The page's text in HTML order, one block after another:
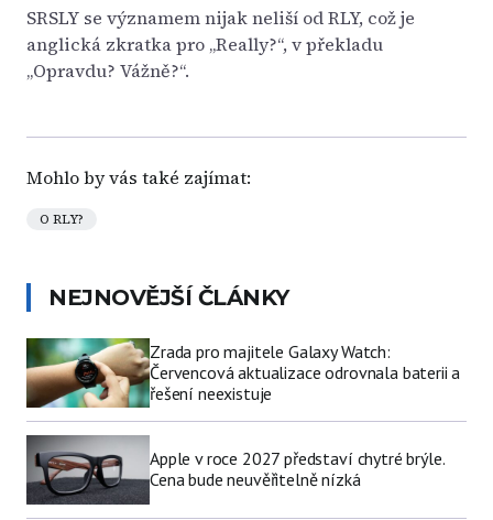
SRSLY se významem nijak neliší od RLY, což je
anglická zkratka pro „Really?“, v překladu
„Opravdu? Vážně?“.
Mohlo by vás také zajímat:
O RLY?
NEJNOVĚJŠÍ ČLÁNKY
Zrada pro majitele Galaxy Watch:
Červencová aktualizace odrovnala baterii a
řešení neexistuje
Apple v roce 2027 představí chytré brýle.
Cena bude neuvěřitelně nízká